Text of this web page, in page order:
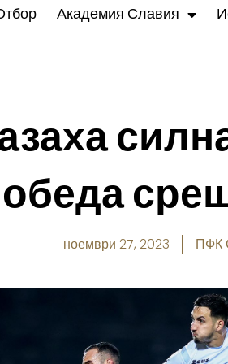
Академия Славия
ноември 27, 2023 ПФК